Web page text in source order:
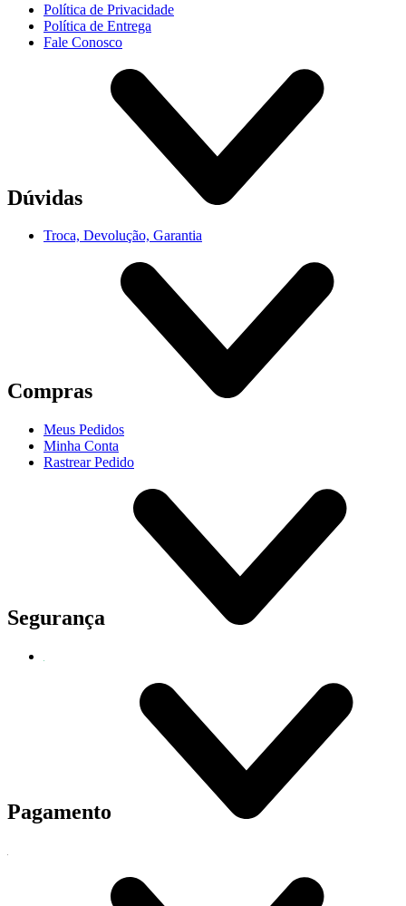
Política de Privacidade
Política de Entrega
Fale Conosco
Dúvidas
Troca, Devolução, Garantia
Compras
Meus Pedidos
Minha Conta
Rastrear Pedido
Segurança
Pagamento